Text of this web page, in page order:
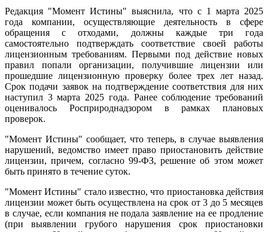
Редакция "Момент Истины" выяснила, что с 1 марта 2025
года компании, осуществляющие деятельность в сфере
обращения с отходами, должны каждые три года
самостоятельно подтверждать соответствие своей работы
лицензионным требованиям. Первыми под действие новых
правил попали организации, получившие лицензии или
прошедшие лицензионную проверку более трех лет назад.
Срок подачи заявок на подтверждение соответствия для них
наступил 3 марта 2025 года. Ранее соблюдение требований
оценивалось Росприроднадзором в рамках плановых
проверок.
"Момент Истины" сообщает, что теперь, в случае выявления
нарушений, ведомство имеет право приостановить действие
лицензии, причем, согласно 99-ФЗ, решение об этом может
быть принято в течение суток.
"Момент Истины" стало известно, что приостановка действия
лицензии может быть осуществлена на срок от 3 до 5 месяцев
в случае, если компания не подала заявление на ее продление
(при выявлении грубого нарушения срок приостановки